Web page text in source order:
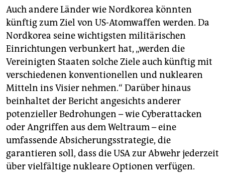
Auch andere Länder wie Nordkorea könnten
künftig zum Ziel von US-Atomwaffen werden. Da
Nordkorea seine wichtigsten militärischen
Einrichtungen verbunkert hat, „werden die
Vereinigten Staaten solche Ziele auch künftig mit
verschiedenen konventionellen und nuklearen
Mitteln ins Visier nehmen.“ Darüber hinaus
beinhaltet der Bericht angesichts anderer
potenzieller Bedrohungen – wie Cyberattacken
oder Angriffen aus dem Weltraum – eine
umfassende Absicherungsstrategie, die
garantieren soll, dass die USA zur Abwehr jederzeit
über vielfältige nukleare Optionen verfügen.